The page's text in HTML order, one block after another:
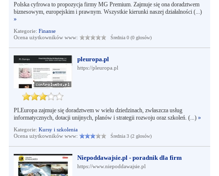
Polska cyfrowa to propozycja firmy MG Premium. Zajmuje się ona doradztwem
biznesowym, europejskim i prawnym. Wszystkie kierunki naszej działalności (...)
»
Kategorie: Finanse
Ocena użytkowników www:
Średnia 0 (0 głosów)
pleuropa.pl
https://pleuropa.pl
PLEuropa zajmuje się doradztwem w wielu dziedzinach, zwłaszcza usług
informatycznych, dotacji unijnych, planów i strategii rozwoju oraz szkoleń. (...) »
Kategorie: Kursy i szkolenia
Ocena użytkowników www:
Średnia 3 (2 głosów)
Niepoddawajsie.pl - poradnik dla firm
https://www.niepoddawajsie.pl